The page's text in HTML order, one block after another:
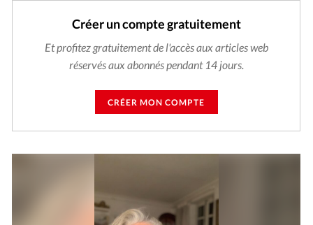
Créer un compte gratuitement
Et profitez gratuitement de l'accès aux articles web
réservés aux abonnés pendant 14 jours.
CRÉER MON COMPTE